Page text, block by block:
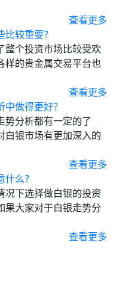
查看更多
较重要？
整个投资市场比较受欢
样的贵金属交易平台也
查看更多
做得更好？
势分析都有一定的了
白银市场有更加深入的
查看更多
么？
况下选择做白银的投资
果大家对于白银走势分
查看更多